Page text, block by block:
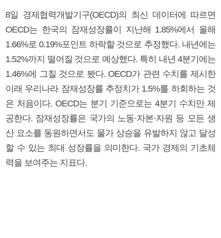
8일 경제협력개발기구(OECD)의 최신 데이터에 따르면
OECD는 한국의 잠재성장률이 지난해 1.85%에서 올해
1.66%로 0.19%포인트 하락할 것으로 추정했다. 내년에는
1.52%까지 떨어질 것으로 예상했다. 특히 내년 4분기에는
1.46%에 그칠 것으로 봤다. OECD가 관련 수치를 제시한
이래 우리나라 잠재성장률 추정치가 1.5%를 하회하는 것
은 처음이다. OECD는 분기 기준으로는 4분기 수치만 제
공한다. 잠재성장률은 국가의 노동·자본·자원 등 모든 생
산 요소를 동원하면서도 물가 상승을 유발하지 않고 달성
할 수 있는 최대 성장률을 의미한다. 국가 경제의 기초체
력을 보여주는 지표다.